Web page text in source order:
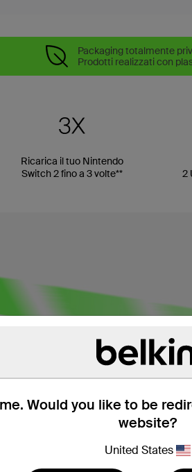
Would you like to be
website?
United States
Packaging totalmente
Prodotti realizzati con
Ricarica il tuo Nintendo
Switch 2 fino a 3 volte**
2